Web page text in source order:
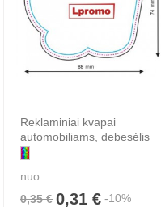
Reklaminiai kvapai
automobiliams, debesėlis
nuo
0,35 € 0,31 € -10%